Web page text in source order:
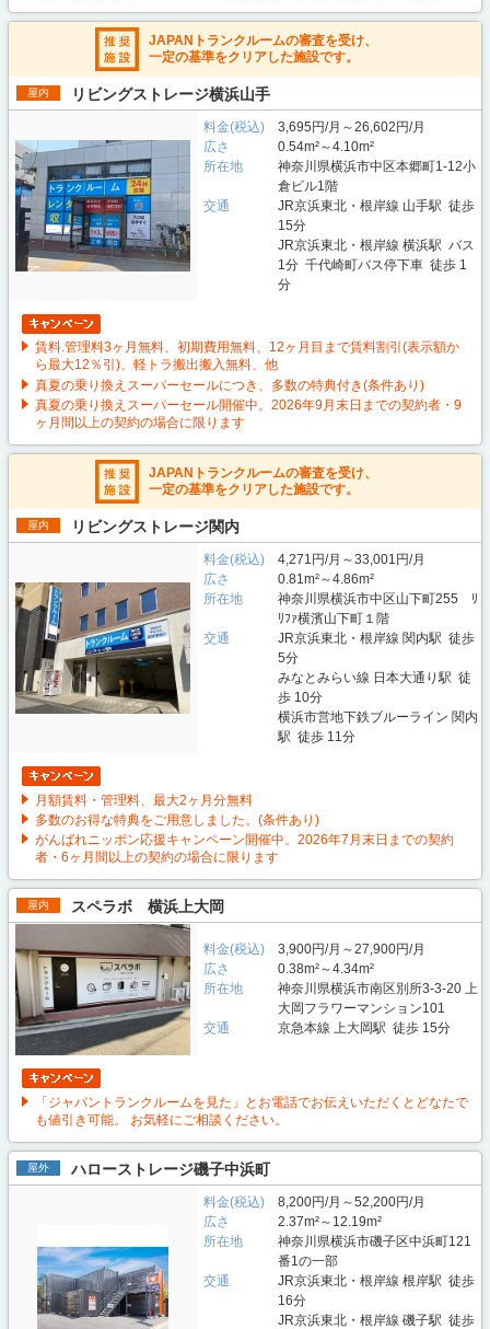
JAPANトランクルームの審査を受け、
一定の基準をクリアした施設です。
屋内 リビングストレージ横浜山手
料金(税込)
3,695円/月～26,602円/月
広さ
0.54m²～4.10m²
所在地
神奈川県横浜市中区本郷町1-12小
倉ビル1階
交通
JR京浜東北・根岸線 山手駅 徒歩
15分
JR京浜東北・根岸線 横浜駅 バス
1分 千代崎町バス停下車 徒歩 1
分
賃料.管理料3ヶ月無料、初期費用無料、12ヶ月目まで賃料割引(表示額か
ら最大12％引)、軽トラ搬出搬入無料、他
真夏の乗り換えスーパーセールにつき、多数の特典付き(条件あり)
真夏の乗り換えスーパーセール開催中。2026年9月末日までの契約者・9
ヶ月間以上の契約の場合に限ります
JAPANトランクルームの審査を受け、
一定の基準をクリアした施設です。
屋内 リビングストレージ関内
料金(税込)
4,271円/月～33,001円/月
広さ
0.81m²～4.86m²
所在地
神奈川県横浜市中区山下町255 ﾘ
ﾘﾌｧ横濱山下町１階
交通
JR京浜東北・根岸線 関内駅 徒歩
5分
みなとみらい線 日本大通り駅 徒
歩 10分
横浜市営地下鉄ブルーライン 関内
駅 徒歩 11分
月額賃料・管理料、最大2ヶ月分無料
多数のお得な特典をご用意しました。(条件あり)
がんばれニッポン応援キャンペーン開催中。2026年7月末日までの契約
者・6ヶ月間以上の契約の場合に限ります
屋内 スペラボ 横浜上大岡
料金(税込)
3,900円/月～27,900円/月
広さ
0.38m²～4.34m²
所在地
神奈川県横浜市南区別所3-3-20 上
大岡フラワーマンション101
交通
京急本線 上大岡駅 徒歩 15分
「ジャパントランクルームを見た」とお電話でお伝えいただくとどなたで
も値引き可能。 お気軽にご相談ください。
屋外 ハローストレージ磯子中浜町
料金(税込)
8,200円/月～52,200円/月
広さ
2.37m²～12.19m²
所在地
神奈川県横浜市磯子区中浜町121
番1の一部
交通
JR京浜東北・根岸線 根岸駅 徒歩
16分
JR京浜東北・根岸線 磯子駅 徒歩